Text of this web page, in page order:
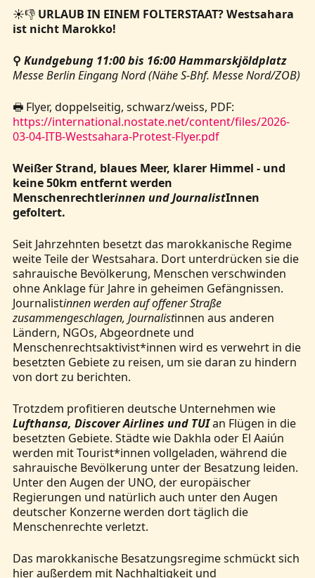
☀️👎 URLAUB IN EINEM FOLTERSTAAT? Westsahara
ist nicht Marokko!
⚲ Kundgebung 11:00 bis 16:00 Hammarskjöldplatz
Messe Berlin Eingang Nord (Nähe S-Bhf. Messe Nord/ZOB)
🖶 Flyer, doppelseitig, schwarz/weiss, PDF:
https://international.nostate.net/content/files/2026-
03-04-ITB-Westsahara-Protest-Flyer.pdf
Weißer Strand, blaues Meer, klarer Himmel - und
keine 50km entfernt werden
Menschenrechtlerinnen und JournalistInnen
gefoltert.
Seit Jahrzehnten besetzt das marokkanische Regime
weite Teile der Westsahara. Dort unterdrücken sie die
sahrauische Bevölkerung, Menschen verschwinden
ohne Anklage für Jahre in geheimen Gefängnissen.
Journalistinnen werden auf offener Straße
zusammengeschlagen, Journalistinnen aus anderen
Ländern, NGOs, Abgeordnete und
Menschenrechtsaktivist*innen wird es verwehrt in die
besetzten Gebiete zu reisen, um sie daran zu hindern
von dort zu berichten.
Trotzdem profitieren deutsche Unternehmen wie
Lufthansa, Discover Airlines und TUIan Flügen in die
besetzten Gebiete. Städte wie Dakhla oder El Aaiún
werden mit Tourist*innen vollgeladen, während die
sahrauische Bevölkerung unter der Besatzung leiden.
Unter den Augen der UNO, der europäischer
Regierungen und natürlich auch unter den Augen
deutscher Konzerne werden dort täglich die
Menschenrechte verletzt.
Das marokkanische Besatzungsregime schmückt sich
hier außerdem mit Nachhaltigkeit und